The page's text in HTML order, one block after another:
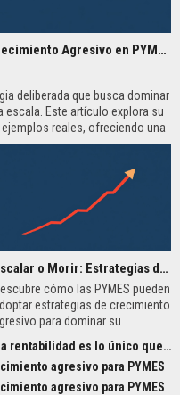
Escalar o Morir: La Paradoja del Crecimiento Agresivo en PYMES
deliberada que busca dominar
escala. Este artículo explora su
reales, ofreciendo una
manera audaz.
Escalar o Morir: Estrategias de Crecimiento Agresivo para PYMES
cómo las PYMES pueden
estrategias de crecimiento
para dominar su
metodología paso a paso.
es lo único que importa
agresivo para PYMES
agresivo para PYMES